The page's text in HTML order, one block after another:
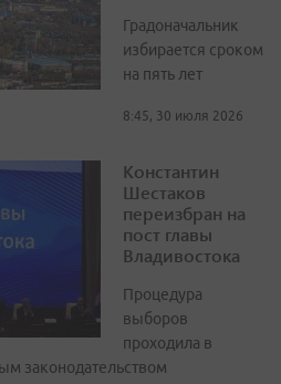
Градоначальник
избирается сроком
на пять лет
8:45, 30 июля 2026
Константин
Шестаков
переизбран на
пост главы
Владивостока
Процедура
выборов
проходила в
законодательством